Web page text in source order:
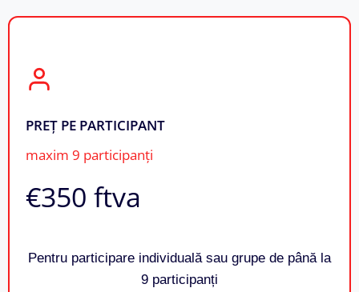
PREȚ PE PARTICIPANT
maxim 9 participanți
€350​ ftva
Pentru participare individuală sau grupe de până la
9 participanți